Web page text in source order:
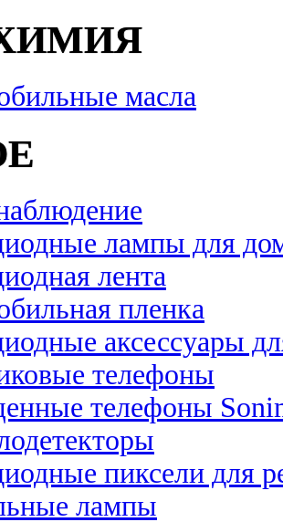
масла
лампы для
лента
пленка
аксессуары
телефоны
телефоны
пиксели для
лампы